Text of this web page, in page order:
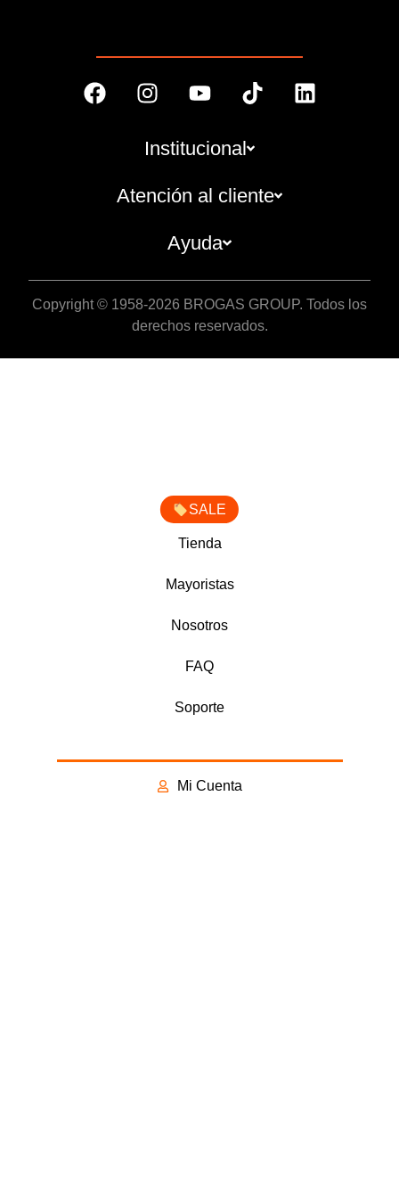
Institucional
Atención al cliente
Ayuda
Copyright © 1958-2026 BROGAS GROUP. Todos los
derechos reservados.
SALE
Tienda
Mayoristas
Nosotros
FAQ
Soporte
Mi Cuenta